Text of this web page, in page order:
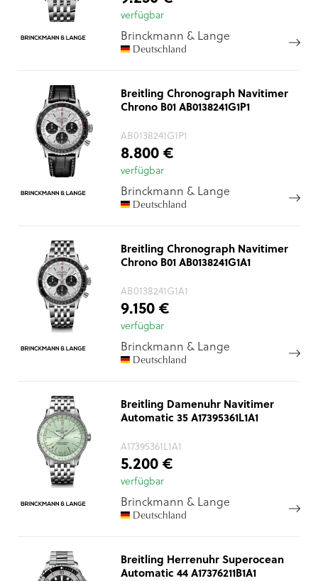
verfügbar
Brinckmann & Lange
Deutschland
Breitling Chronograph Navitimer
Chrono B01 AB0138241G1P1
AB0138241G1P1
8.800 €
verfügbar
Brinckmann & Lange
Deutschland
Breitling Chronograph Navitimer
Chrono B01 AB0138241G1A1
AB0138241G1A1
9.150 €
verfügbar
Brinckmann & Lange
Deutschland
Breitling Damenuhr Navitimer
Automatic 35 A17395361L1A1
A17395361L1A1
5.200 €
verfügbar
Brinckmann & Lange
Deutschland
Breitling Herrenuhr Superocean
Automatic 44 A17376211B1A1